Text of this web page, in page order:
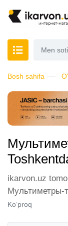
Bosh sahifa
ikarvon.uz
Мультиметры-
mijozlarimiz
Ko‘proq